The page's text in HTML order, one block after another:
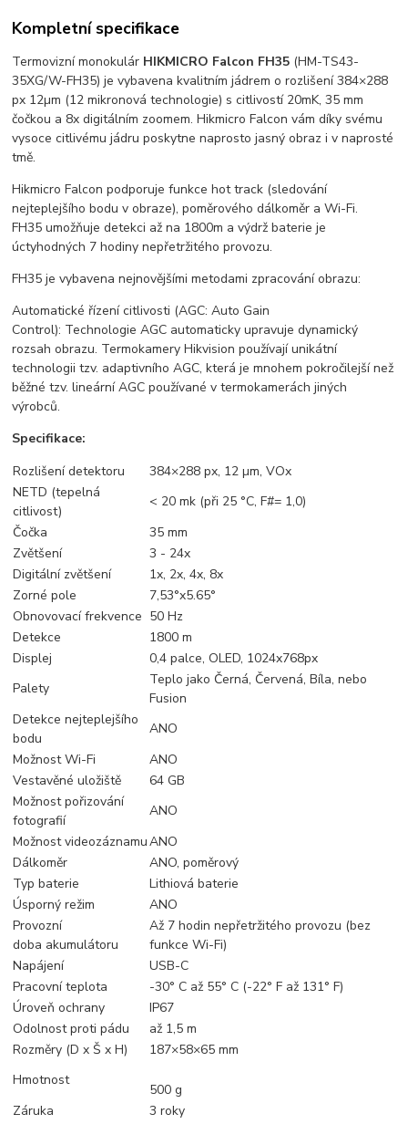
Kompletní specifikace
Termovizní monokulár HIKMICRO Falcon FH35 (HM-TS43-
35XG/W-FH35) je vybavena kvalitním jádrem o rozlišení 384×288
px 12µm (12 mikronová technologie) s citlivostí 20mK, 35 mm
čočkou a 8x digitálním zoomem. Hikmicro Falcon vám díky svému
vysoce citlivému jádru poskytne naprosto jasný obraz i v naprosté
tmě.
Hikmicro Falcon podporuje funkce hot track (sledování
nejteplejšího bodu v obraze), poměrového dálkoměr a Wi-Fi.
FH35 umožňuje detekci až na 1800m a výdrž baterie je
úctyhodných 7 hodiny nepřetržitého provozu.
FH35 je vybavena nejnovějšími metodami zpracování obrazu:
Automatické řízení citlivosti (AGC: Auto Gain
Control): Technologie AGC automaticky upravuje dynamický
rozsah obrazu. Termokamery Hikvision používají unikátní
technologii tzv. adaptivního AGC, která je mnohem pokročilejší než
běžné tzv. lineární AGC používané v termokamerách jiných
výrobců.
Specifikace:
Rozlišení detektoru
384×288 px, 12 µm, VOx
NETD (tepelná
citlivost)
< 20 mk (při 25 °C, F#= 1,0)
Čočka
35 mm
Zvětšení
3 - 24x
Digitální zvětšení
1x, 2x, 4x, 8x
Zorné pole
7,53°x5.65°
Obnovovací frekvence 50 Hz
Detekce
1800 m
Displej
0,4 palce, OLED, 1024x768px
Palety
Teplo jako Černá, Červená, Bíla, nebo
Fusion
Detekce nejteplejšího
bodu
ANO
Možnost Wi-Fi
ANO
Vestavěné uložiště
64 GB
Možnost pořizování
fotografií
ANO
Možnost videozáznamuANO
Dálkoměr
ANO, poměrový
Typ baterie
Lithiová baterie
Úsporný režim
ANO
Provozní
doba akumulátoru
Až 7 hodin nepřetržitého provozu (bez
funkce Wi-Fi)
Napájení
USB-C
Pracovní teplota
-30° C až 55° C (-22° F až 131° F)
Úroveň ochrany
IP67
Odolnost proti pádu
až 1,5 m
Rozměry (D x Š x H)
187×58×65 mm
Hmotnost
500 g
Záruka
3 roky